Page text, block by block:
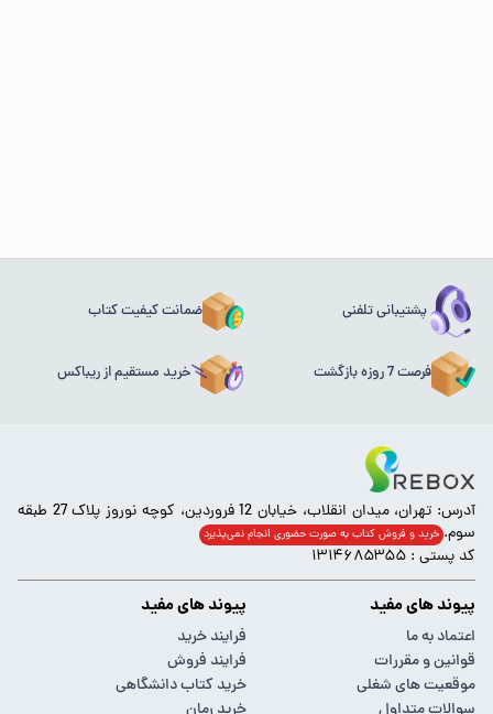
پشتیبانی تلفنی ضمانت کیفیت کتاب
فرصت 7 روزه بازگشت خرید مستقیم از ریباکس
آدرس: تهران، میدان انقلاب، خیابان 12 فروردین، کوچه نوروز پلاک 27 طبقه
سوم. خرید و فروش کتاب به صورت حضوری انجام‌ نمی‌پذیرد
کد پستی : ۱۳۱۴۶۸۵۳۵۵
پیوند های مفید
اعتماد به ما
قوانین و مقررات
موقعیت های شغلی
پیوند های مفید
فرایند خرید
فرایند فروش
خرید کتاب دانشگاهی